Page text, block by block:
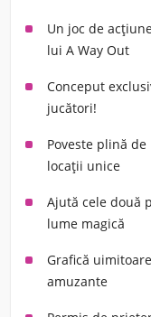
Un joc de
lui A Way Out
Conceput
jucători!
Poveste plină
locații unice
Ajută cele două
lume magică
Grafică
amuzante